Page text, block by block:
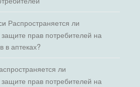
Распространяется ли
защите прав потребителей на
в аптеках?
ли
защите прав потребителей на